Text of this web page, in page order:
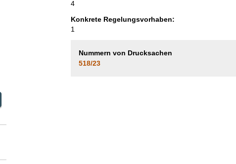
4
Konkrete Regelungsvorhaben:
1
Nummern von Drucksachen
518/23